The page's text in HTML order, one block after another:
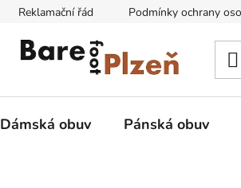
Reklamační řád Podmínky ochrany
Dámská obuv Pánská obuv